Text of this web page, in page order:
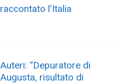
raccontato l’Italia
Auteri: “Depuratore di
Augusta, risultato di